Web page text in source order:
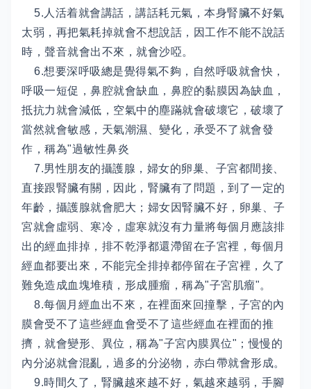
5.人活着就會講話，講話耗元氣，本身腎臟不好氣
太弱，再把氣耗掉就會不想說話，因工作不能不說話
時，聲音就會出不來，就會沙啞。
6.想要深呼吸總是覺得氣不夠，自然呼吸就會快，
呼吸一短促，鼻腔就會缺血，鼻腔的黏膜因為缺血，
抵抗力就會減低，空氣中的塵蹣就會破壞它，破壞了
當然就會敏感，天氣潮濕、變化，承受不了就會發
作，稱為"過敏性鼻炎
7.男性朋友的攝護腺，婦女的卵巢、子宮都間接、
直接跟腎臟有關，因此，腎臟有了問題，到了一定的
年齡，攝護腺就會肥大；婦女因腎臟不好，卵巢、子
宮就會虛弱、寒冷，虛寒就沒有力量將每個月應該排
出的經血排掉，排不乾淨都還滯留在子宮裡，每個月
經血都要出來，不能完全排掉都停留在子宮裡，久了
難免造成血塊堆積，形成腫瘤，稱為"子宮肌瘤"。
8.每個月經血出不來，在裡面來回撞擊，子宮的內
膜會受不了這些經血會受不了這些經血在裡面的推
擠，就會變形、異位，稱為"子宮內膜異位"；慢慢的
內分泌就會混亂，過多的分泌物，赤白帶就會形成。
9.時間久了，腎臟越來越不好，氣越來越弱，手腳